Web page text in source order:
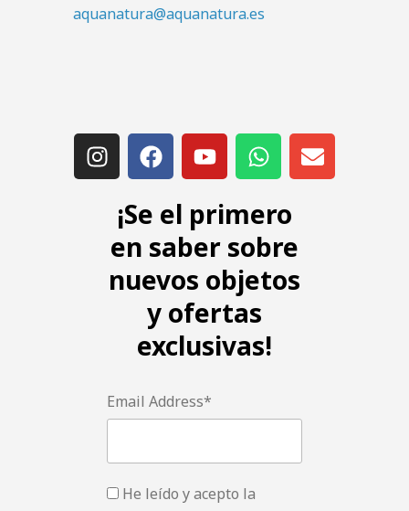
aquanatura@aquanatura.es
¡Se el primero
en saber sobre
nuevos objetos
y ofertas
exclusivas!
Email Address*
He leído y acepto la